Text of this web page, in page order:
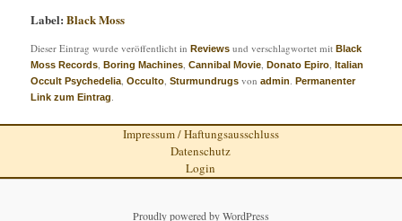
Label:Black Moss
Dieser Eintrag wurde veröffentlicht inReviews und verschlagwortet mitBlack
Moss Records,Boring Machines,Cannibal Movie,Donato Epiro,Italian
Occult Psychedelia,Occulto,Sturmundrugs vonadmin.Permanenter
Link zum Eintrag.
Impressum / Haftungsausschluss
Datenschutz
Login
Proudly powered by WordPress